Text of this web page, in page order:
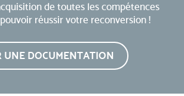
de toutes les compétences
réussir votre reconversion !
UNE DOCUMENTATION